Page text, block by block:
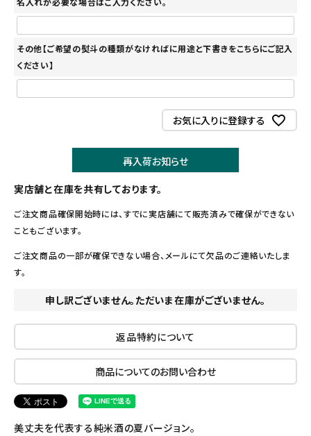
その他【ご希望の熨斗の種類がなければに用途と下書きをこちらにご記入
ください】
お気に入りに登録する
再入荷お知らせ
実店舗と在庫を共有しております。
ご注文商品確保開始時には、すでに実店舗にて販売済みで確保ができない
こともございます。
ご注文商品の一部が確保できない場合、メールにて欠品のご連絡いたしま
す。
申し訳ございません。ただいま在庫がございません。
返品特約について
商品についてのお問い合わせ
美丈夫を代表する純米酒の夏バージョン。